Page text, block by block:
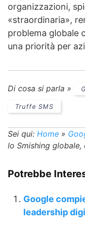
organizzazioni,
«straordinaria»,
problema globale
una priorità per
Di cosa si parla »
Truffe SMS
Sei qui: Home »
lo Smishing
Potrebbe
Google
leadership